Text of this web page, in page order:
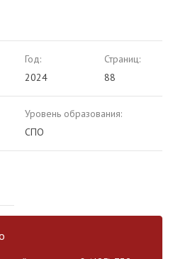
Год:
2024
Страниц:
88
Уровень образования:
СПО